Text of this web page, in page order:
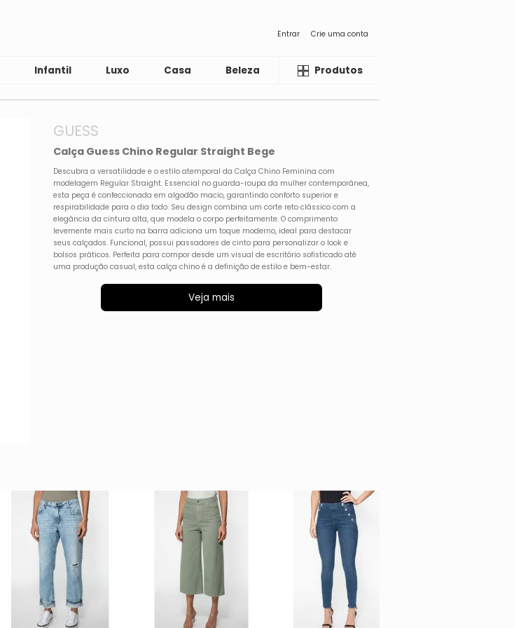
Entrar Crie uma conta
Infantil Luxo Casa Beleza LiquidaProdutos
GUESS
Calça Guess Chino Regular Straight Bege
Descubra a versatilidade e o estilo atemporal da Calça Chino Feminina com
modelagem Regular Straight. Essencial no guarda-roupa da mulher contemporânea,
esta peça é confeccionada em algodão macio, garantindo conforto superior e
respirabilidade para o dia todo. Seu design combina um corte reto clássico com a
elegância da cintura alta, que modela o corpo perfeitamente. O comprimento
levemente mais curto na barra adiciona um toque moderno, ideal para destacar
seus calçados. Funcional, possui passadores de cinto para personalizar o look e
bolsos práticos. Perfeita para compor desde um visual de escritório sofisticado até
uma produção casual, esta calça chino é a definição de estilo e bem-estar.
Veja mais